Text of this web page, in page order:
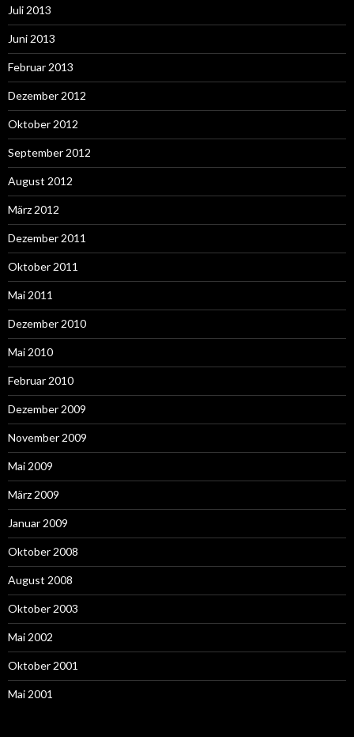
Juli 2013
Juni 2013
Februar 2013
Dezember 2012
Oktober 2012
September 2012
August 2012
März 2012
Dezember 2011
Oktober 2011
Mai 2011
Dezember 2010
Mai 2010
Februar 2010
Dezember 2009
November 2009
Mai 2009
März 2009
Januar 2009
Oktober 2008
August 2008
Oktober 2003
Mai 2002
Oktober 2001
Mai 2001